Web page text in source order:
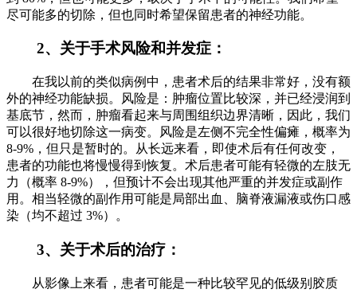
尽可能多的切除，但也同时希望保留患者的神经功能。
2、关于手术风险和并发症：
在我以前的类似病例中，患者术后的结果非常好，没有额
外的神经功能缺损。风险是：肿瘤位置比较深，并已经浸润到
基底节，然而，肿瘤看起来与周围组织边界清晰，因此，我们
可以很好地切除这一病变。风险是左侧不完全性偏瘫，概率为
8-9%，但只是暂时的。从长远来看，即使术后有任何改变，
患者的功能也将慢慢得到恢复。术后患者可能有轻微的左肢无
力（概率 8-9%），但预计不会出现其他严重的并发症或副作
用。相当轻微的副作用可能是局部出血、脑脊液漏液或伤口感
染（均不超过 3%）。
3、关于术后的治疗：
从影像上来看，患者可能是一种比较罕见的低级别胶质